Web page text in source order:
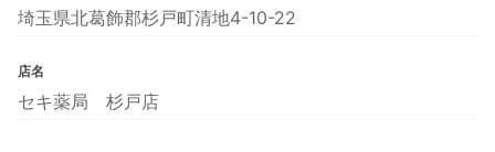
埼玉県北葛飾郡杉戸町清地4-10-22
店名
セキ薬局 杉戸店